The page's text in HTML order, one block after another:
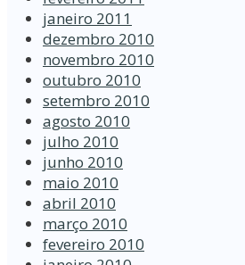
janeiro 2011
dezembro 2010
novembro 2010
outubro 2010
setembro 2010
agosto 2010
julho 2010
junho 2010
maio 2010
abril 2010
março 2010
fevereiro 2010